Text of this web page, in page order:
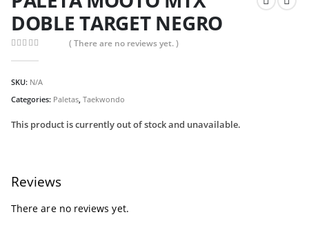
DOBLE TARGET NEGRO
( There are no reviews yet. )
SKU: N/A
Categories: Paletas, Taekwondo
This product is currently out of stock and unavailable.
Reviews
There are no reviews yet.